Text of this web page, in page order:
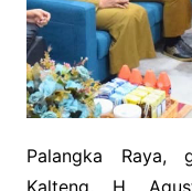
Palangka Raya,
Kalteng, H.